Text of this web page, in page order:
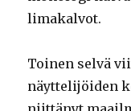
limakalvot.
Toinen selvä
näyttelijöiden